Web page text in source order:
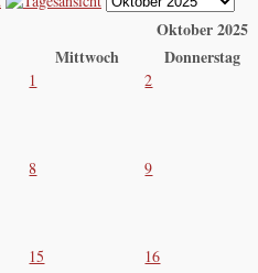
Oktober 2025
Mittwoch Donnerstag
1 2
8 9
15 16